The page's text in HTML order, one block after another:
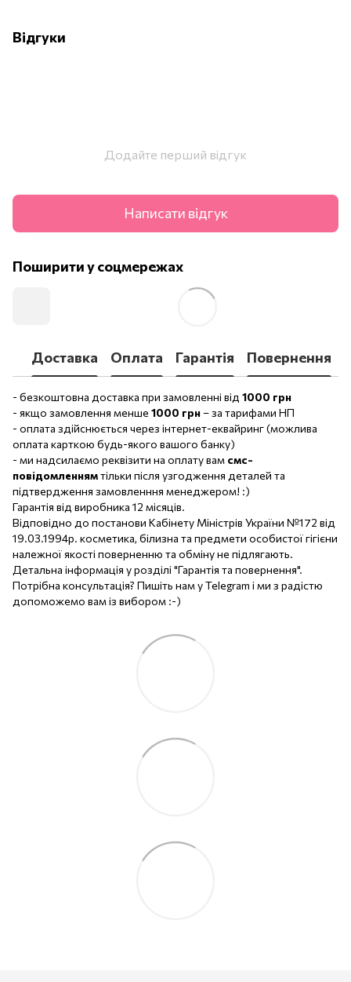
Відгуки
Додайте перший відгук
Написати відгук
Поширити у соцмережах
Доставка Оплата Гарантія Повернення
- безкоштовна доставка при замовленні від 1000 грн
- якщо замовлення менше 1000 грн– за тарифами НП
- оплата здійснюється через інтернет-еквайринг (можлива
оплата карткою будь-якого вашого банку)
- ми надсилаємо реквізити на оплату вам смс-
повідомленнямтільки після узгодження деталей та
підтвердження замовленння менеджером! :)
Гарантія від виробника 12 місяців.
Відповідно до постанови Кабінету Міністрів України №172 від
19.03.1994р. косметика, білизна та предмети особистої гігієни
належної якості поверненню та обміну не підлягають.
Детальна інформація у розділі "Гарантія та повернення".
Потрібна консультація? Пишіть нам у Telegram і ми з радістю
допоможемо вам із вибором :-)